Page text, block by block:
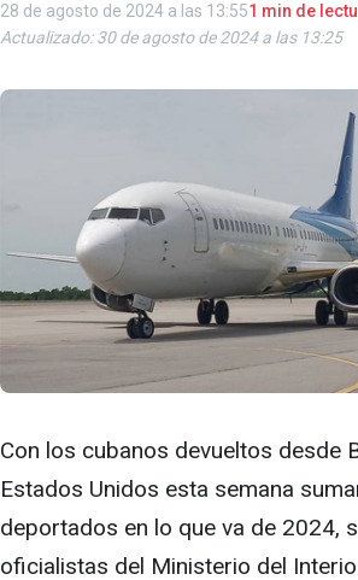
28 de agosto de 2024 a las 13:551 min de
Actualizado: 30 de agosto de 2024 a las 13:25
Con los cubanos devueltos desde
Estados Unidos esta semana
deportados en lo que va de 2024,
oficialistas del Ministerio del